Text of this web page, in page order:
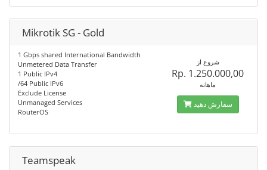
Mikrotik SG - Gold
1 Gbps shared International Bandwidth
Unmetered Data Transfer
1 Public IPv4
/64 Public IPv6
Exclude License
Unmanaged Services
RouterOS
شروع از
Rp. 1.250.000,00
ماهانه
سفارش دهید
Teamspeak